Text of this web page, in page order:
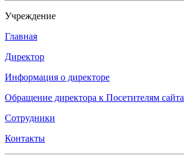
Учреждение
Главная
Директор
Информация о директоре
Обращение директора к Посетителям сайта
Сотрудники
Контакты